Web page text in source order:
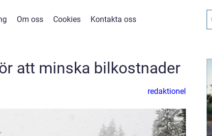
Om oss Cookies Kontakta oss
att minska bilkostnader
redaktionel